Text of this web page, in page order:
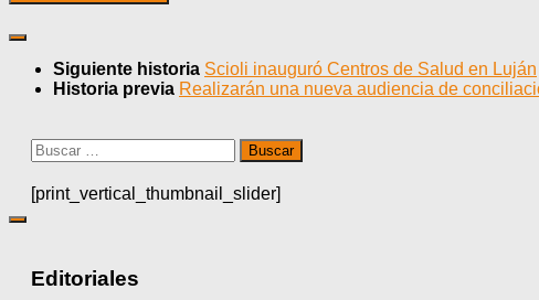
Siguiente historia Scioli inauguró Centros de Salud en Luján
Historia previa Realizarán una nueva audiencia de
Buscar:
[print_vertical_thumbnail_slider]
Editoriales